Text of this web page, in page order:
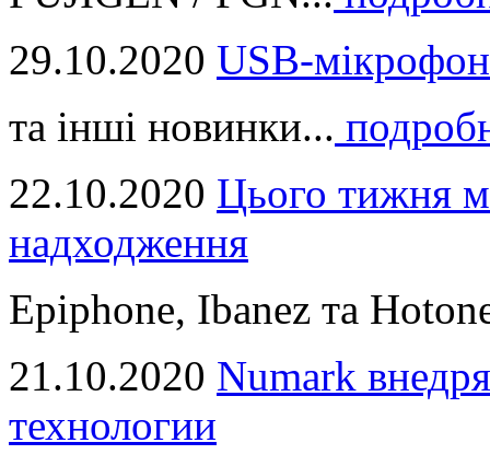
29.10.2020 USB-
та інші новинки...
22.10.2020 Цього тижня
надходження
Epiphone, Ibanez та
21.10.2020 Numark
технологии